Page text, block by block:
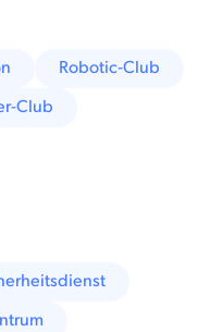
Robotic-Club
Club